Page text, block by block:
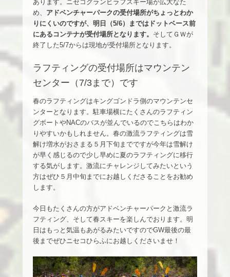
あります。ニセコグランヒラフスキー場が広大なた
め、 アドベンチャーパークの受付場所がちょっとわか
りにくいのですが、明日（5/6）まではドットベース前
にあるコンテナが受付場所となります。 そしてＧＷが
終了した5/7からは現地が受付場所となります。
ラフティングの受付場所はマウンテン
センター（7/3まで）です
春のラフティングはキングゴンドラ側のマウンテンセ
ンターとなります。駐車場横にたくさんのラフティン
グボートやNACのバスが並んでいるのでこちらはわか
りやすいかもしれません。春の激流ラフティングは雪
解け増水がおさまる５月下旬までですが今年は雪解け
が早く感じるので少し早めに夏のラフティングに移行
する気がします。激流にチャレンジしてみたいという
方はぜひ５月中旬までにお越しくださることをお勧め
します。
今日もたくさんの方がアドベンチャーパークと激流ラ
フティング、そして春スキーを楽しんでおります。明
日はもっと気温もあがるみたいですのでGW最後の最
後までぜひニセコひらふにお越しくださいませ！